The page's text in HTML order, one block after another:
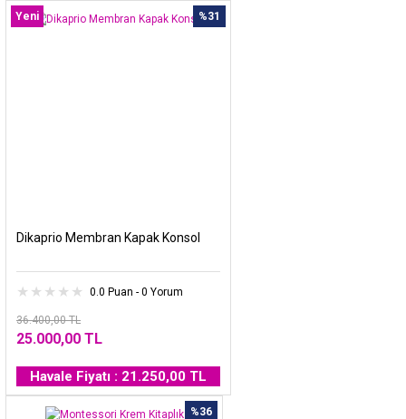
%31
Yeni
Dikaprio Membran Kapak Konsol
0.0 Puan - 0 Yorum
36.400,00 TL
25.000,00 TL
Havale Fiyatı : 21.250,00 TL
%36